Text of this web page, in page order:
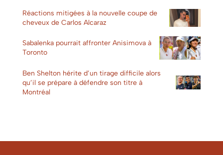
Réactions mitigées à la nouvelle coupe de
cheveux de Carlos Alcaraz
Sabalenka pourrait affronter Anisimova à
Toronto
Ben Shelton hérite d’un tirage difficile alors
qu’il se prépare à défendre son titre à
Montréal